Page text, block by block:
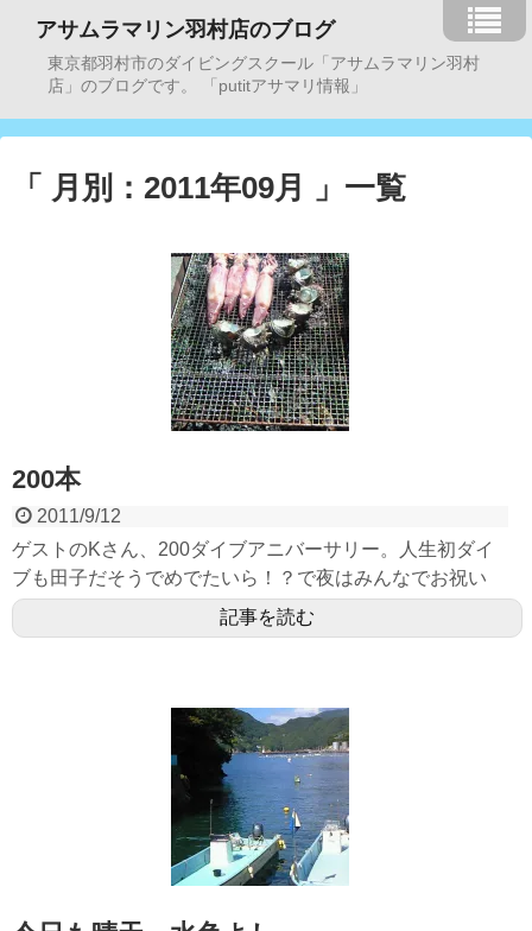
アサムラマリン羽村店のブログ
東京都羽村市のダイビングスクール「アサムラマリン羽村
店」のブログです。 「putitアサマリ情報」
「 月別：2011年09月 」一覧
200本
2011/9/12
ゲストのKさん、200ダイブアニバーサリー。人生初ダイ
ブも田子だそうでめでたいら！？で夜はみんなでお祝い
記事を読む